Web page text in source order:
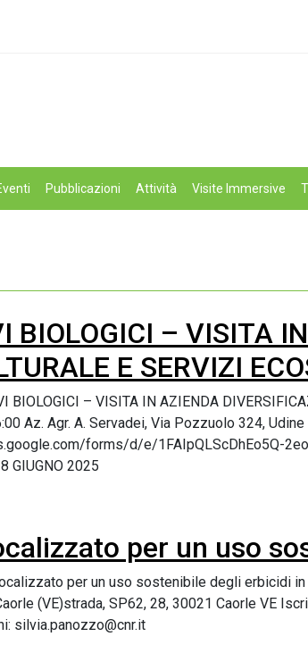
Pubblicazioni Attività Visite Immersive
BIOLOGICI – VISITA
E SERVIZI
BIOLOGICI – VISITA IN AZIENDA
Az. Agr. A. Servadei, Via Pozzuolo 324,
forms/d/e/1FAIpQLScDhEo5Q-
GIUGNO 2025
per un uso
per un uso sostenibile degli erbicidi
(VE)strada, SP62, 28, 30021 Caorle VE
silvia.panozzo@cnr.it